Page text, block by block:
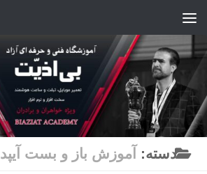
دسته: آموزش باز و بست آیپد